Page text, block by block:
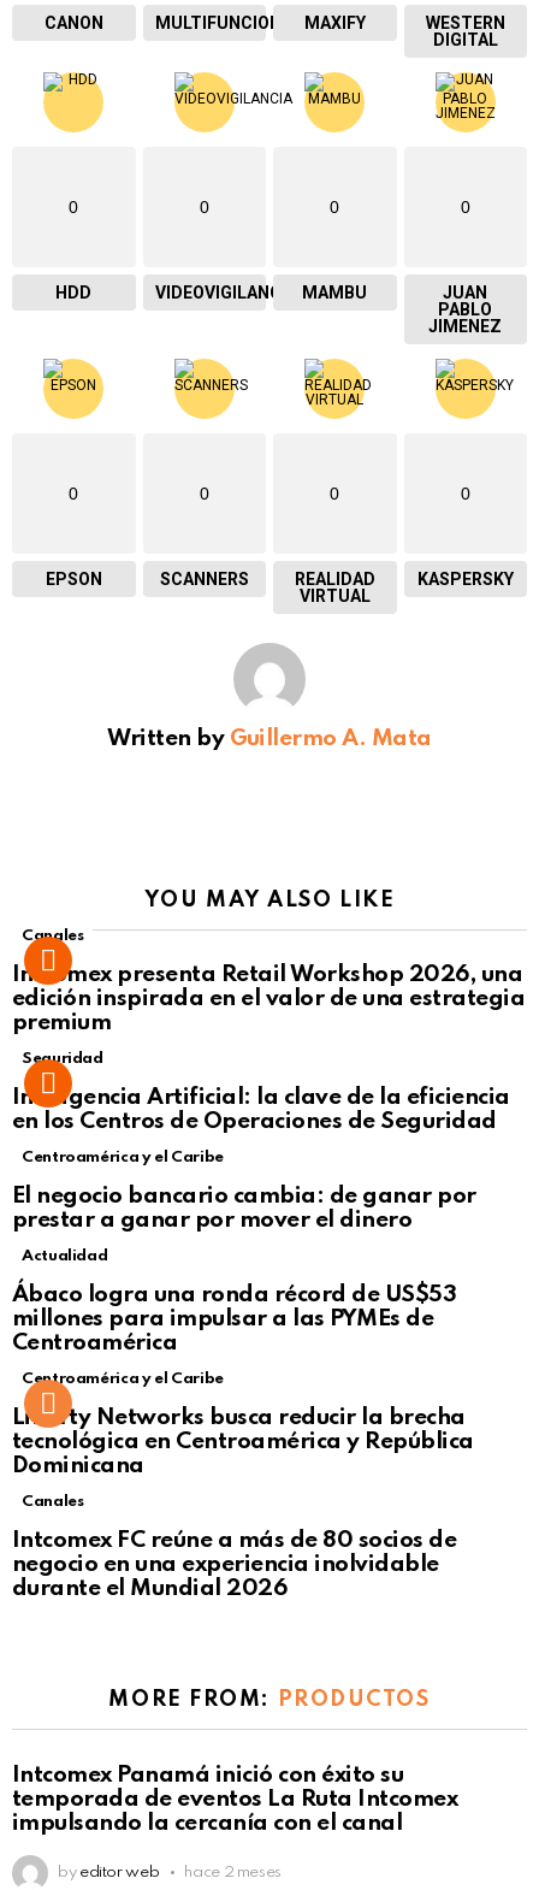
CANON MULTIFUNCIONAL MAXIFY
WESTERN
DIGITAL
0
HDD
0
VIDEOVIGILANCIA
0
MAMBU
0
JUAN
PABLO
JIMENEZ
0
EPSON
0
SCANNERS
0
REALIDAD
VIRTUAL
0
KASPERSKY
Written by Guillermo A. Mata
YOU MAY ALSO LIKE
Canales
Intcomex presenta Retail Workshop 2026, una
edición inspirada en el valor de una estrategia
premium
Seguridad
Inteligencia Artificial: la clave de la eficiencia
en los Centros de Operaciones de Seguridad
Centroamérica y el Caribe
El negocio bancario cambia: de ganar por
prestar a ganar por mover el dinero
Not Safe For Work
Click to view this post
Actualidad
Ábaco logra una ronda récord de US$53
millones para impulsar a las PYMEs de
Centroamérica
Centroamérica y el Caribe
Liberty Networks busca reducir la brecha
tecnológica en Centroamérica y República
Dominicana
Canales
Intcomex FC reúne a más de 80 socios de
negocio en una experiencia inolvidable
durante el Mundial 2026
MORE FROM: PRODUCTOS
Intcomex Panamá inició con éxito su
temporada de eventos La Ruta Intcomex
impulsando la cercanía con el canal
by editor web hace 2 meses